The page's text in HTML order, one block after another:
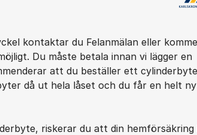
kontaktar du Felanmälan eller
Du måste betala innan vi lägger en
att du beställer ett
då ut hela låset och du får en helt ny
riskerar du att din hemförsäkring